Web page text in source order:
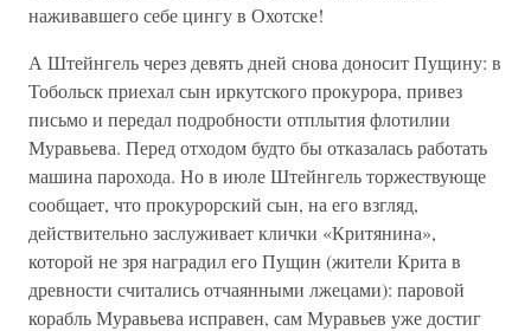
наживавшего себе цингу в Охотске!
А Штейнгель через девять дней снова доносит Пущину: в
Тобольск приехал сын иркутского прокурора, привез
письмо и передал подробности отплытия флотилии
Муравьева. Перед отходом будто бы отказалась работать
машина парохода. Но в июле Штейнгель торжествующе
сообщает, что прокурорский сын, на его взгляд,
действительно заслуживает клички «Критянина»,
которой не зря наградил его Пущин (жители Крита в
древности считались отчаянными лжецами): паровой
корабль Муравьева исправен, сам Муравьев уже достиг